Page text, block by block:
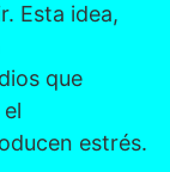
Esta idea,
que
estrés.